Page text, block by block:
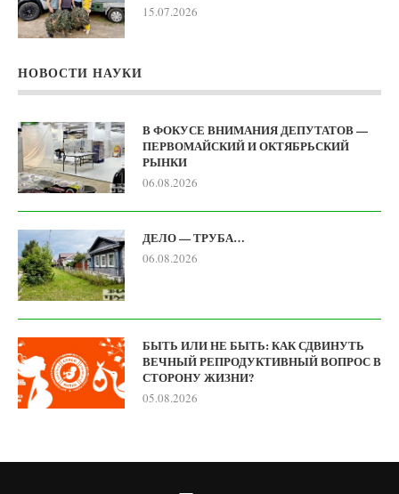
15.07.2026
НОВОСТИ НАУКИ
В ФОКУСЕ ВНИМАНИЯ ДЕПУТАТОВ —
ПЕРВОМАЙСКИЙ И ОКТЯБРЬСКИЙ
РЫНКИ
06.08.2026
ДЕЛО — ТРУБА…
06.08.2026
БЫТЬ ИЛИ НЕ БЫТЬ: КАК СДВИНУТЬ
ВЕЧНЫЙ РЕПРОДУКТИВНЫЙ ВОПРОС В
СТОРОНУ ЖИЗНИ?
05.08.2026